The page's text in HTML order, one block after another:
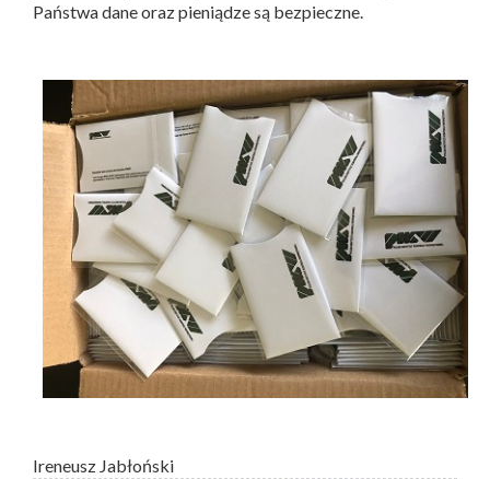
Państwa dane oraz pieniądze są bezpieczne.
Ireneusz Jabłoński